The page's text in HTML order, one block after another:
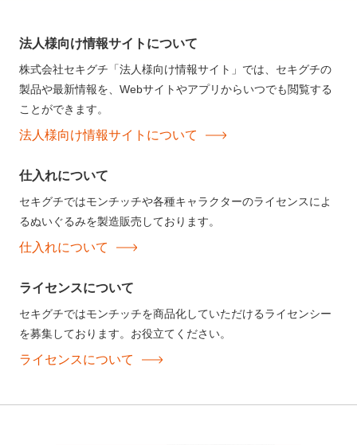
法人様向け情報サイトについて
株式会社セキグチ「法人様向け情報サイト」では、セキグチの
製品や最新情報を、Webサイトやアプリからいつでも閲覧する
ことができます。
法人様向け情報サイトについて
仕入れについて
セキグチではモンチッチや各種キャラクターのライセンスによ
るぬいぐるみを製造販売しております。
仕入れについて
ライセンスについて
セキグチではモンチッチを商品化していただけるライセンシー
を募集しております。お役立てください。
ライセンスについて